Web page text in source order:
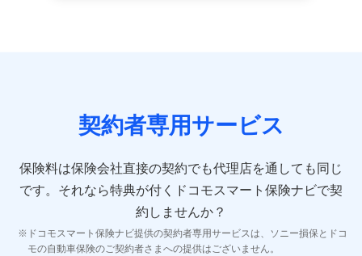
険契約に関する情報。例として、保険契約者及び被保険
者の氏名、住所、生年月日、性別、保険契約者と被保険
報、建物の構造や築年数などの情報、ペットの種類や年
齢などの情報などが含まれます。
【共同して利用する者の範囲】
当社
契約者専用サービス
保険料は保険会社直接の契約でも代理店を通しても同じ
です。 それなら特典が付くドコモスマート保険ナビで契
約しませんか？
ドコモスマート保険ナビ提供の契約者専用サービスは、ソニー損保とドコ
モの自動車保険のご契約者さまへの提供はございません。